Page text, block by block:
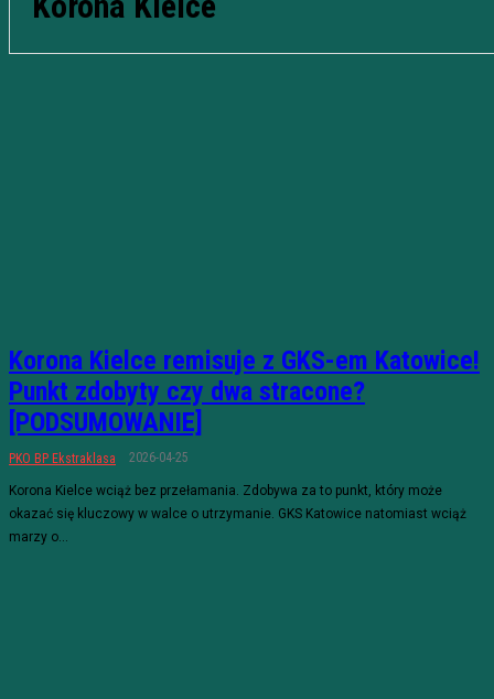
Korona Kielce remisuje z GKS-em Katowice!
Punkt zdobyty czy dwa stracone?
[PODSUMOWANIE]
PKO BP Ekstraklasa 2026-04-25
Korona Kielce wciąż bez przełamania. Zdobywa za to punkt, który może
okazać się kluczowy w walce o utrzymanie. GKS Katowice natomiast wciąż
marzy o...